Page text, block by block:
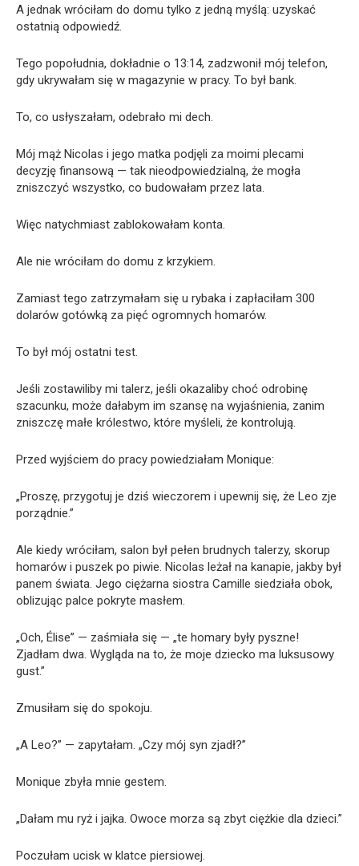
A jednak wróciłam do domu tylko z jedną myślą: uzyskać
ostatnią odpowiedź.
Tego popołudnia, dokładnie o 13:14, zadzwonił mój telefon,
gdy ukrywałam się w magazynie w pracy. To był bank.
To, co usłyszałam, odebrało mi dech.
Mój mąż Nicolas i jego matka podjęli za moimi plecami
decyzję finansową — tak nieodpowiedzialną, że mogła
zniszczyć wszystko, co budowałam przez lata.
Więc natychmiast zablokowałam konta.
Ale nie wróciłam do domu z krzykiem.
Zamiast tego zatrzymałam się u rybaka i zapłaciłam 300
dolarów gotówką za pięć ogromnych homarów.
To był mój ostatni test.
Jeśli zostawiliby mi talerz, jeśli okazaliby choć odrobinę
szacunku, może dałabym im szansę na wyjaśnienia, zanim
zniszczę małe królestwo, które myśleli, że kontrolują.
Przed wyjściem do pracy powiedziałam Monique:
„Proszę, przygotuj je dziś wieczorem i upewnij się, że Leo zje
porządnie.”
Ale kiedy wróciłam, salon był pełen brudnych talerzy, skorup
homarów i puszek po piwie. Nicolas leżał na kanapie, jakby był
panem świata. Jego ciężarna siostra Camille siedziała obok,
oblizując palce pokryte masłem.
„Och, Élise” — zaśmiała się — „te homary były pyszne!
Zjadłam dwa. Wygląda na to, że moje dziecko ma luksusowy
gust.”
Zmusiłam się do spokoju.
„A Leo?” — zapytałam. „Czy mój syn zjadł?”
Monique zbyła mnie gestem.
„Dałam mu ryż i jajka. Owoce morza są zbyt ciężkie dla dzieci.”
Poczułam ucisk w klatce piersiowej.